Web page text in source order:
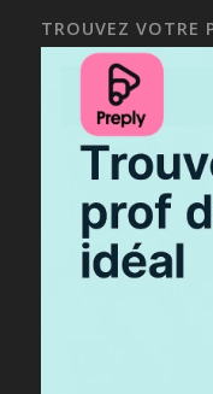
TROUVEZ VOTRE